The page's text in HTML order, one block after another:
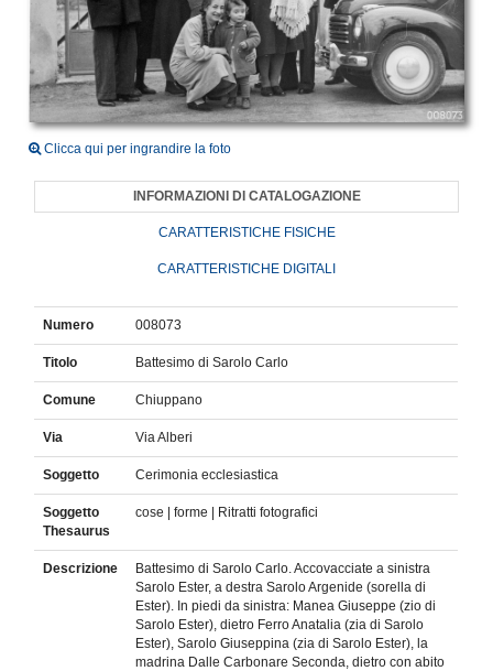
Clicca qui per ingrandire la foto
INFORMAZIONI DI CATALOGAZIONE
CARATTERISTICHE FISICHE
CARATTERISTICHE DIGITALI
Numero 008073
Titolo Battesimo di Sarolo Carlo
Comune Chiuppano
Via Via Alberi
Soggetto Cerimonia ecclesiastica
Soggetto
Thesaurus
cose | forme | Ritratti fotografici
Descrizione
Battesimo di Sarolo Carlo. Accovacciate a sinistra
Sarolo Ester, a destra Sarolo Argenide (sorella di
Ester). In piedi da sinistra: Manea Giuseppe (zio di
Sarolo Ester), dietro Ferro Anatalia (zia di Sarolo
Ester), Sarolo Giuseppina (zia di Sarolo Ester), la
madrina Dalle Carbonare Seconda, dietro con abito